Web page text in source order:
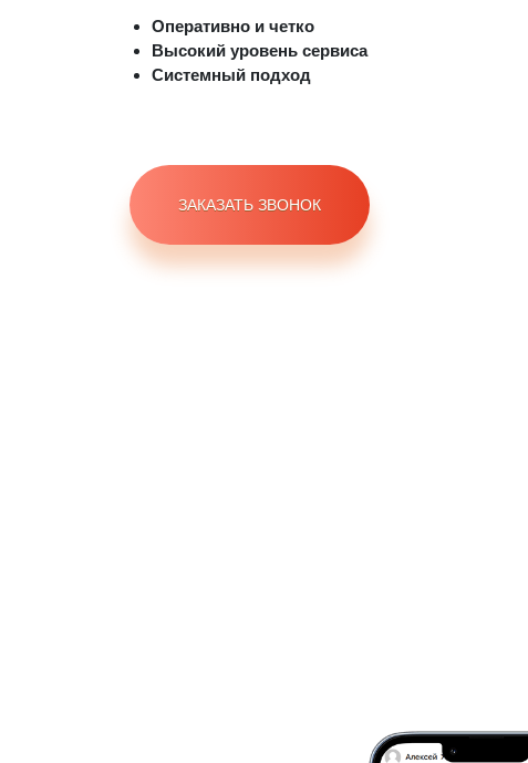
Оперативно и четко
Высокий уровень сервиса
Системный подход
ЗАКАЗАТЬ ЗВОНОК